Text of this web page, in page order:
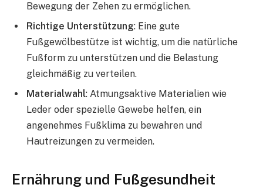
Bewegung der Zehen zu ermöglichen.
Richtige Unterstützung: Eine gute
Fußgewölbestütze ist wichtig, um die natürliche
Fußform zu unterstützen und die Belastung
gleichmäßig zu verteilen.
Materialwahl: Atmungsaktive Materialien wie
Leder oder spezielle Gewebe helfen, ein
angenehmes Fußklima zu bewahren und
Hautreizungen zu vermeiden.
Ernährung und Fußgesundheit